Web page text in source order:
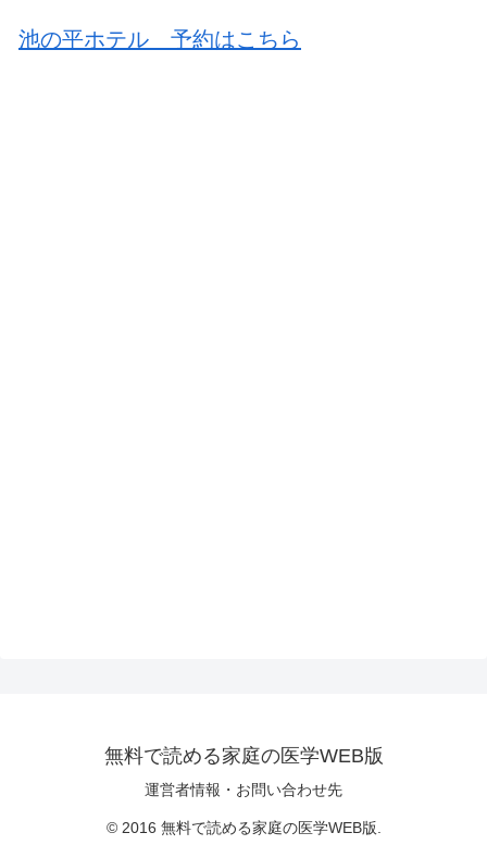
池の平ホテル 予約はこちら
無料で読める家庭の医学WEB版
運営者情報・お問い合わせ先
© 2016 無料で読める家庭の医学WEB版.